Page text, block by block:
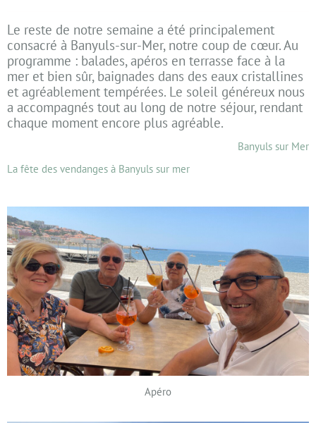
Le reste de notre semaine a été principalement
consacré à Banyuls-sur-Mer, notre coup de cœur. Au
programme : balades, apéros en terrasse face à la
mer et bien sûr, baignades dans des eaux cristallines
et agréablement tempérées. Le soleil généreux nous
a accompagnés tout au long de notre séjour, rendant
chaque moment encore plus agréable.
Banyuls sur Mer
La fête des vendanges à Banyuls sur mer
Apéro